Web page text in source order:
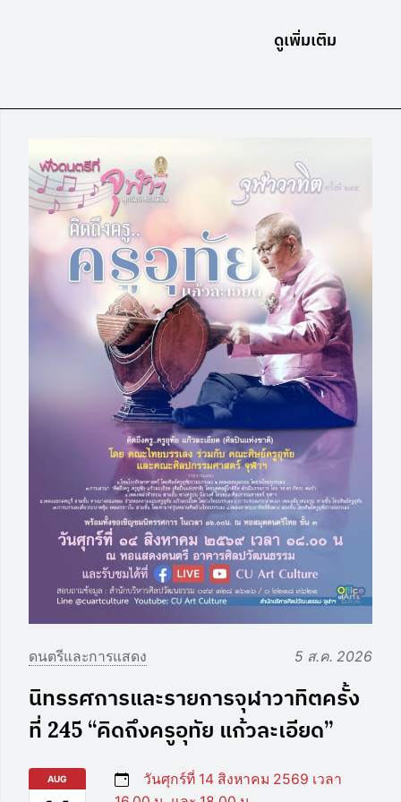
ดูเพิ่มเติม
ดนตรีและการแสดง 5 ส.ค. 2026
นิทรรศการและรายการจุฬาวาทิตครั้ง
ที่ 245 “คิดถึงครูอุทัย แก้วละเอียด”
AUG
วันศุกร์ที่ 14 สิงหาคม 2569 เวลา